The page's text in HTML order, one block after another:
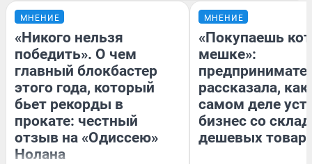
МНЕНИЕ
«Никого нельзя
победить». О чем
главный блокбастер
этого года, который
бьет рекорды в
прокате: честный
отзыв на «Одиссею»
Нолана
МНЕНИЕ
«Покупаешь
мешке»:
рассказала, как
самом деле
бизнес со
дешевых